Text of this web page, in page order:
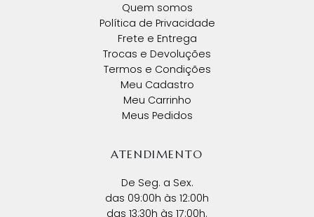
Quem somos
Política de Privacidade
Frete e Entrega
Trocas e Devoluções
Termos e Condições
Meu Cadastro
Meu Carrinho
Meus Pedidos
ATENDIMENTO
De Seg. a Sex.
das 09:00h às 12:00h
das 13:30h às 17:00h.